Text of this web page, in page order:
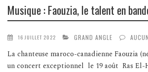
Musique : Faouzia, le talent en
16 JUILLET 2022 GRAND ANGLE
La chanteuse maroco-canadienne Faouzia
un concert exceptionnel le 19 août Ras El-